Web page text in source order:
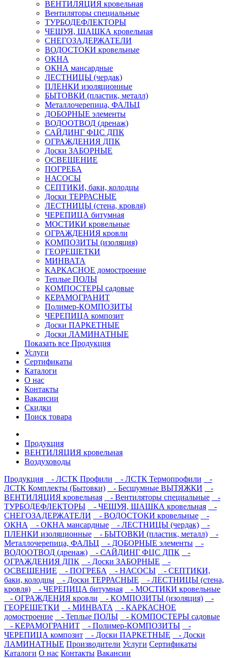
ВЕНТИЛЯЦИЯ кровельная
Вентиляторы специальные
ТУРБОДЕФЛЕКТОРЫ
ЧЕШУЯ, ШАШКА кровельная
СНЕГОЗАДЕРЖАТЕЛИ
ВОДОСТОКИ кровельные
ОКНА
ОКНА мансардные
ЛЕСТНИЦЫ (чердак)
ПЛЕНКИ изоляционные
БЫТОВКИ (пластик, металл)
Металлочерепица, ФАЛЬЦ
ДОБОРНЫЕ элементы
ВОДООТВОД (дренаж)
САЙДИНГ ФЦС ДПК
ОГРАЖДЕНИЯ ДПК
Доски ЗАБОРНЫЕ
ОСВЕЩЕНИЕ
ПОГРЕБА
НАСОСЫ
СЕПТИКИ, баки, колодцы
Доски ТЕРРАСНЫЕ
ЛЕСТНИЦЫ (стена, кровля)
ЧЕРЕПИЦА битумная
МОСТИКИ кровельные
ОГРАЖДЕНИЯ кровли
КОМПОЗИТЫ (изоляция)
ГЕОРЕШЕТКИ
МИНВАТА
КАРКАСНОЕ домостроение
Теплые ПОЛЫ
КОМПОСТЕРЫ садовые
КЕРАМОГРАНИТ
Полимер-КОМПОЗИТЫ
ЧЕРЕПИЦА композит
Доски ПАРКЕТНЫЕ
Доски ЛАМИНАТНЫЕ
Показать все Продукция
Услуги
Сертификаты
Каталоги
О нас
Контакты
Вакансии
Скидки
Поиск товара
Продукция
ВЕНТИЛЯЦИЯ кровельная
Воздуховоды
Продукция
- ЛСТК Профили - ЛСТК Термопрофили
-
ЛСТК Комплекты (Бытовки)
- Бесшумные ВЫТЯЖКИ
-
ВЕНТИЛЯЦИЯ кровельная
- Вентиляторы специальные
-
ТУРБОДЕФЛЕКТОРЫ
- ЧЕШУЯ, ШАШКА кровельная
-
СНЕГОЗАДЕРЖАТЕЛИ
- ВОДОСТОКИ кровельные
-
ОКНА
- ОКНА мансардные - ЛЕСТНИЦЫ (чердак)
-
ПЛЕНКИ изоляционные
- БЫТОВКИ (пластик, металл)
-
Металлочерепица, ФАЛЬЦ
- ДОБОРНЫЕ элементы
-
ВОДООТВОД (дренаж)
- САЙДИНГ ФЦС ДПК
-
ОГРАЖДЕНИЯ ДПК
- Доски ЗАБОРНЫЕ
-
ОСВЕЩЕНИЕ
- ПОГРЕБА - НАСОСЫ
- СЕПТИКИ,
баки, колодцы
- Доски ТЕРРАСНЫЕ
- ЛЕСТНИЦЫ (стена,
кровля)
- ЧЕРЕПИЦА битумная
- МОСТИКИ кровельные
- ОГРАЖДЕНИЯ кровли
- КОМПОЗИТЫ (изоляция)
-
ГЕОРЕШЕТКИ
- МИНВАТА
- КАРКАСНОЕ
домостроение
- Теплые ПОЛЫ
- КОМПОСТЕРЫ садовые
- КЕРАМОГРАНИТ
- Полимер-КОМПОЗИТЫ
-
ЧЕРЕПИЦА композит
- Доски ПАРКЕТНЫЕ
- Доски
ЛАМИНАТНЫЕ Производители Услуги Сертификаты
Каталоги О нас Контакты Вакансии